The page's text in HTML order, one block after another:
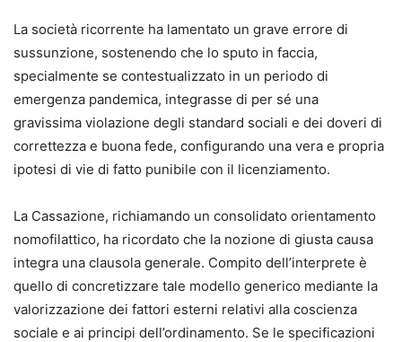
La società ricorrente ha lamentato un grave errore di
sussunzione, sostenendo che lo sputo in faccia,
specialmente se contestualizzato in un periodo di
emergenza pandemica, integrasse di per sé una
gravissima violazione degli standard sociali e dei doveri di
correttezza e buona fede, configurando una vera e propria
ipotesi di vie di fatto punibile con il licenziamento.
La Cassazione, richiamando un consolidato orientamento
nomofilattico, ha ricordato che la nozione di giusta causa
integra una clausola generale. Compito dell’interprete è
quello di concretizzare tale modello generico mediante la
valorizzazione dei fattori esterni relativi alla coscienza
sociale e ai principi dell’ordinamento. Se le specificazioni